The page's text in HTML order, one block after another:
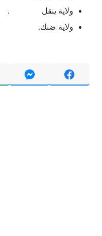
ولاية ينقل .
ولاية ضنك.